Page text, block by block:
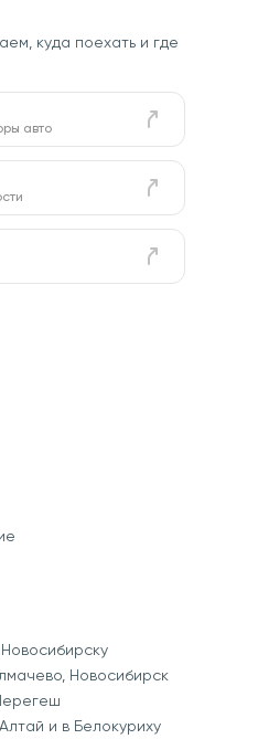
куда поехать и где
авто
Новосибирск
и в Белокуриху